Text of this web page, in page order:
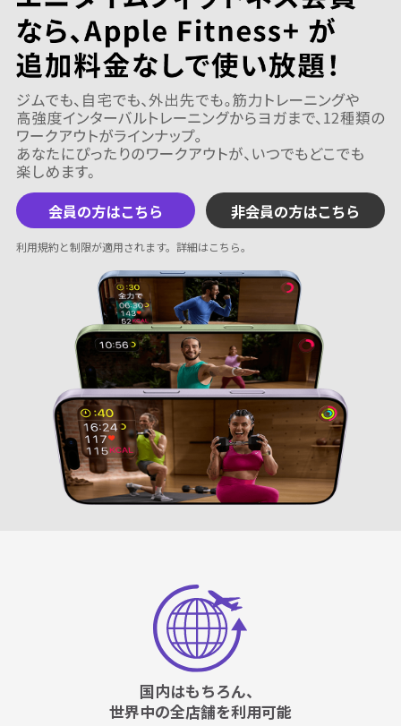
会員の方はこちら 非会員の方はこちら
利用規約と制限が適用されます。 詳細はこちら。
国内はもちろん、
世界中の全店舗を利用可能